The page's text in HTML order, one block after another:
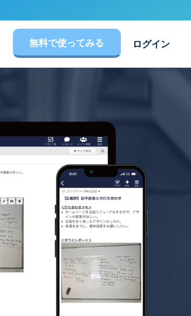
無料で使ってみる ログイン